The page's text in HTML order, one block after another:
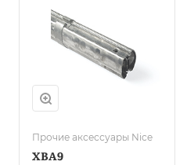
Прочие аксессуары Nice
XBA9